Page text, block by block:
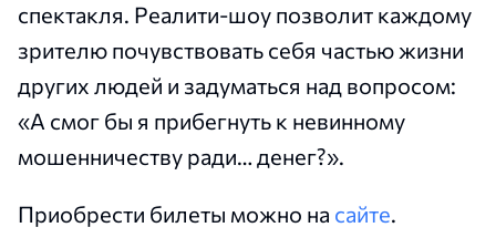
спектакля. Реалити-шоу позволит каждому
зрителю почувствовать себя частью жизни
других людей и задуматься над вопросом:
«А смог бы я прибегнуть к невинному
мошенничеству ради… денег?».
Приобрести билеты можно на сайте.